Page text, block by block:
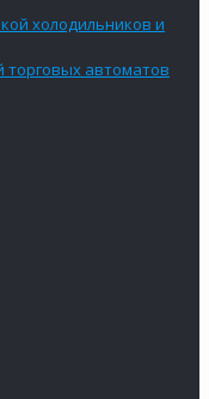
холодильников и
автоматов